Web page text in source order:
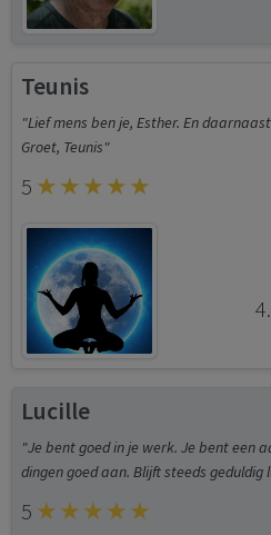
Teunis
"Lief mens ben je, Esther. En
Groet, Teunis"
5
Lucille
"Je bent goed in je werk. Je bent een
dingen goed aan. Blijft steeds
5